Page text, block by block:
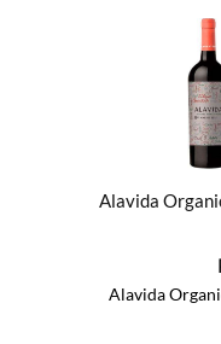
Alavida
Alavida